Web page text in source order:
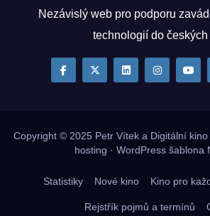
Nezávislý web pro podporu
technologií do českých
Copyright © 2025 Petr Vítek a Digitální kino
hosting · WordPress šablona
Statistiky Nové kino Kino pro
Rejstřík pojmů a termínů